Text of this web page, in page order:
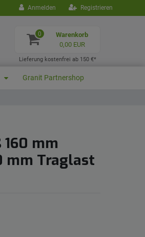
Anmelden Registrieren
0
Warenkorb
0,00 EUR
Lieferung kostenfrei ab 150 €*
Granit Partnershop
mm
mm Traglast